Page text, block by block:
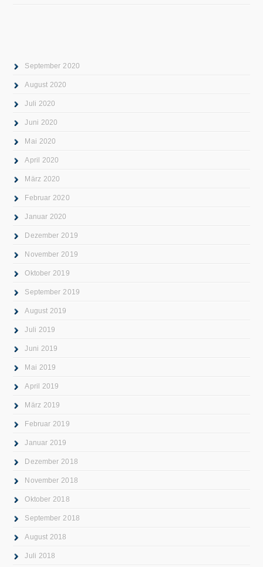
September 2020
August 2020
Juli 2020
Juni 2020
Mai 2020
April 2020
März 2020
Februar 2020
Januar 2020
Dezember 2019
November 2019
Oktober 2019
September 2019
August 2019
Juli 2019
Juni 2019
Mai 2019
April 2019
März 2019
Februar 2019
Januar 2019
Dezember 2018
November 2018
Oktober 2018
September 2018
August 2018
Juli 2018